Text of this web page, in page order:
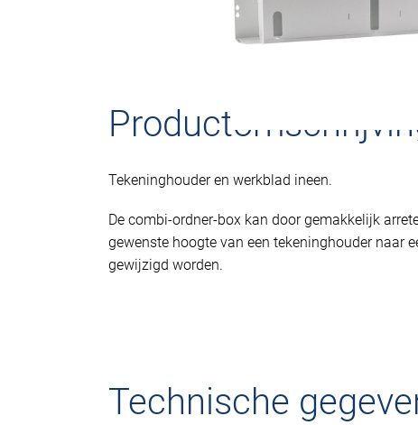
Tekeninghouder en werkblad ineen.
De combi-ordner-box kan door gemakkelijk
gewenste hoogte van een tekeninghouder naar
gewijzigd worden.
Technische